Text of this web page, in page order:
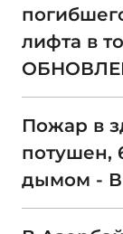
лифта в
Пожар в
потушен,
дымом -